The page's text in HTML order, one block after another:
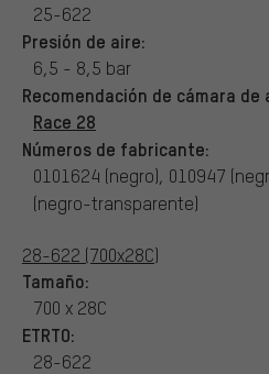
25-622
Presión de aire:
6,5 - 8,5 bar
Recomendación de cámara de
Race 28
Números de fabricante:
0101624 (negro), 010947
(negro-transparente)
28-622 (700x28C)
Tamaño:
700 x 28C
ETRTO:
28-622